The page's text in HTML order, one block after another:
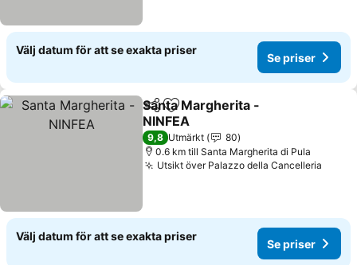
Välj datum för att se exakta priser
Se priser
Dela Lägg till i Mina Favoriter
Santa Margherita -
NINFEA
Se priser
9,8 Utmärkt
80
0.6 km till Santa Margherita di Pula
Utsikt över Palazzo della Cancelleria
Välj datum för att se exakta priser
Se priser